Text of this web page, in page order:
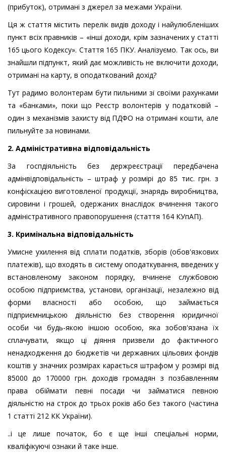
(прибуток), отримані з джерел за межами України.
Ця ж стаття містить перелік видів доходу і найулюбленіших
пункт всіх правників – «інші доходи, крім зазначених у статті
165 цього Кодексу». Стаття 165 ПКУ. Аналізуємо. Так ось, ви
знайшли підпункт, який дає можливість не включити доходи,
отримані на карту, в оподаткований дохід?
Тут радимо волонтерам бути пильними зі своїми рахунками
та «банками», поки що Реєстр волонтерів у податковій –
один з механізмів захисту від ПДФО на отримані кошти, але
пильнуйте за новинами.
2. Адміністративна відповідальність
За госпдіяльність без держреєстрації передбачена
адмінвідповідальність – штраф у розмірі до 85 тис. грн. з
конфіскацією виготовленої продукції, знарядь виробництва,
сировини і грошей, одержаних внаслідок вчинення такого
адміністративного правопорушення (стаття 164 КУпАП).
3. Кримінальна відповідальність
Умисне ухилення від сплати податків, зборів (обов'язкових
платежів), що входять в систему оподаткування, введених у
встановленому законом порядку, вчинене службовою
особою підприємства, установи, організації, незалежно від
форми власності або особою, що займається
підприємницькою діяльністю без створення юридичної
особи чи будь-якою іншою особою, яка зобов'язана їх
сплачувати, якщо ці діяння призвели до фактичного
ненадходження до бюджетів чи державних цільових фондів
коштів у значних розмірах карається штрафом у розмірі від
85000 до 170000 грн. доходів громадян з позбавленням
права обіймати певні посади чи займатися певною
діяльністю на строк до трьох років або без такого (частина
1 статті 212 КК України).
..і це лише початок, бо є ще інші спеціальні норми,
кваліфікуючі ознаки й таке інше.